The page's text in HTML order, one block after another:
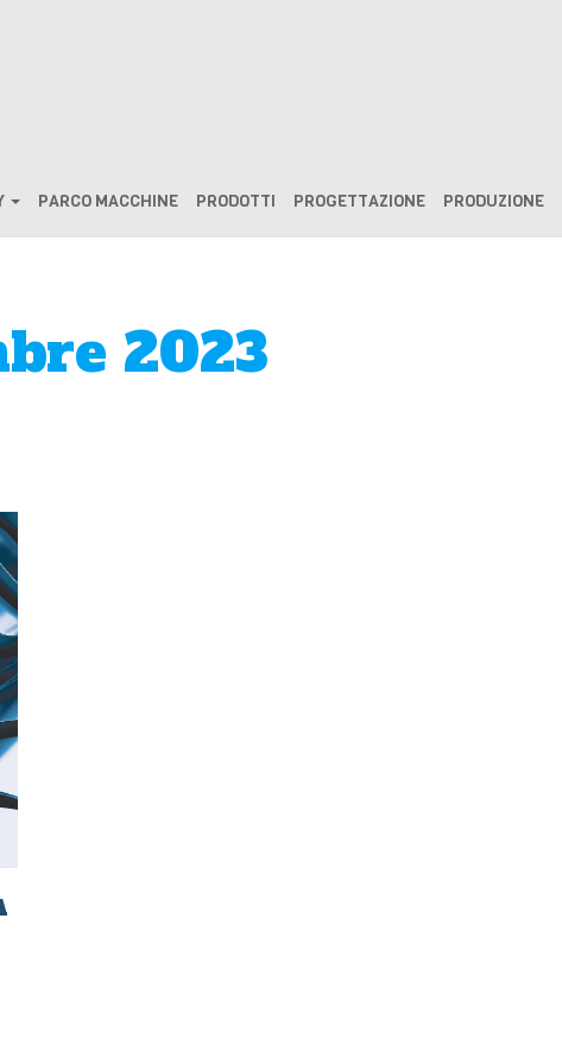
PARCO MACCHINE PRODOTTI PROGETTAZIONE PRODUZIONE
2023